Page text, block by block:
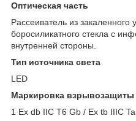
Оптическая часть
Рассеиватель из закаленного
боросиликатного стекла с
внутренней стороны.
Тип источника света
LED
Маркировка взрывозащиты
1 Ex db IIC Т6 Gb / Ex tb IIIC